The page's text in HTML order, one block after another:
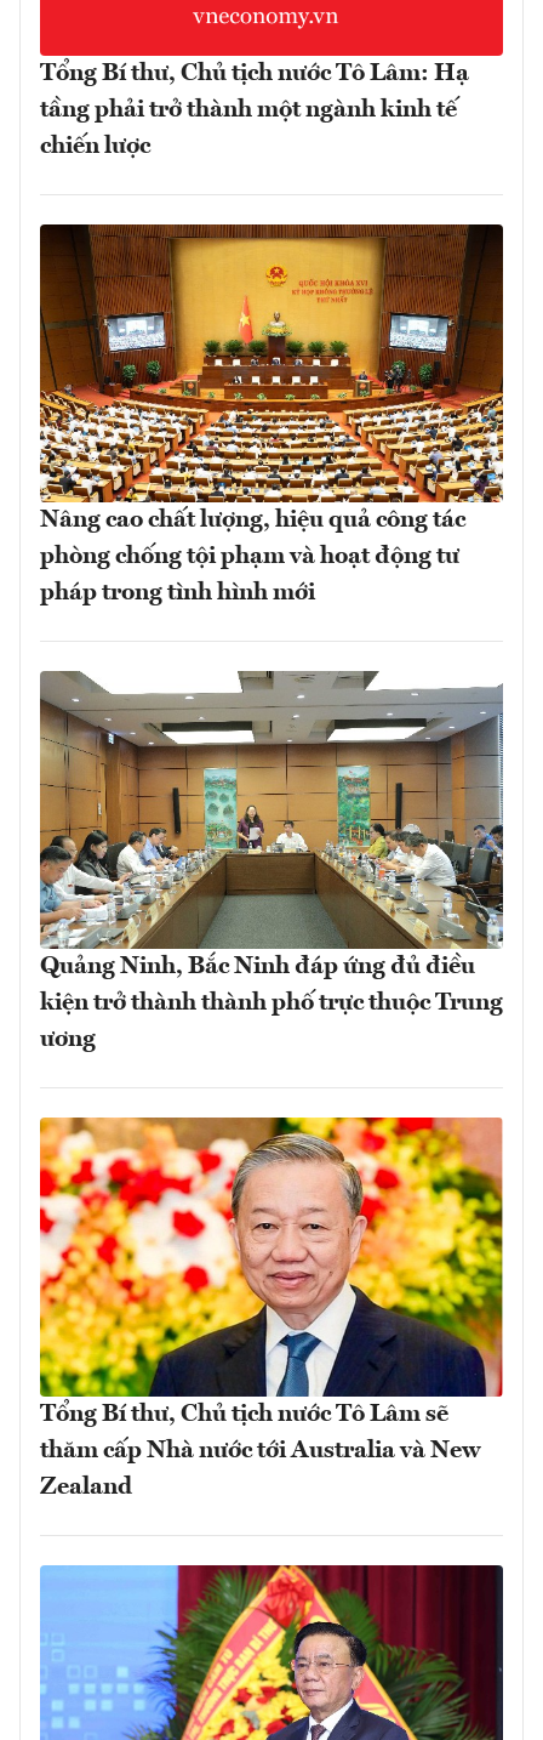
Tổng Bí thư, Chủ tịch nước Tô Lâm: Hạ
tầng phải trở thành một ngành kinh tế
chiến lược
Nâng cao chất lượng, hiệu quả công tác
phòng chống tội phạm và hoạt động tư
pháp trong tình hình mới
Quảng Ninh, Bắc Ninh đáp ứng đủ điều
kiện trở thành thành phố trực thuộc Trung
ương
Tổng Bí thư, Chủ tịch nước Tô Lâm sẽ
thăm cấp Nhà nước tới Australia và New
Zealand